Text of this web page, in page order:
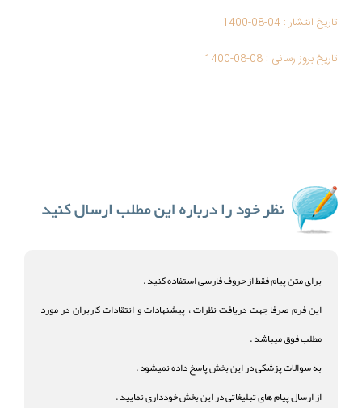
تاریخ انتشار : 1400-08-04
تاریخ بروز رسانی : 1400-08-08
برای متن پیام فقط از حروف فارسی استفاده کنید .
این فرم صرفا جهت دریافت نظرات ، پیشنهادات و انتقادات کاربران در مورد
مطلب فوق میباشد .
به سوالات پزشکی در این بخش پاسخ داده نمیشود .
از ارسال پیام های تبلیغاتی در این بخش خودداری نمایید .